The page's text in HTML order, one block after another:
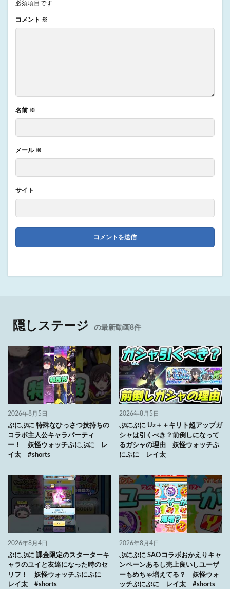
必須項目です
コメント ※
名前 ※
メール ※
サイト
隠しステージ の最新動画8件
2026年8月5日
ぷにぷに 特殊なひっさつ技持ちの
コラボ主人公キャラパーティ
ー！ 妖怪ウォッチぷにぷに レ
イ太 #shorts
2026年8月5日
ぷにぷに Uz＋＋キリト超アップガ
シャは引くべき？前倒しになって
るガシャの理由 妖怪ウォッチぷ
にぷに レイ太
2026年8月4日
ぷにぷに 課金限定のスターターキ
ャラのユイと友達になった時のセ
リフ！ 妖怪ウォッチぷにぷに
レイ太 #shorts
2026年8月4日
ぷにぷに SAOコラボおかえりキャ
ンペーンあるし売上良いしユーザ
ーもめちゃ増えてる？ 妖怪ウォ
ッチぷにぷに レイ太 #shorts